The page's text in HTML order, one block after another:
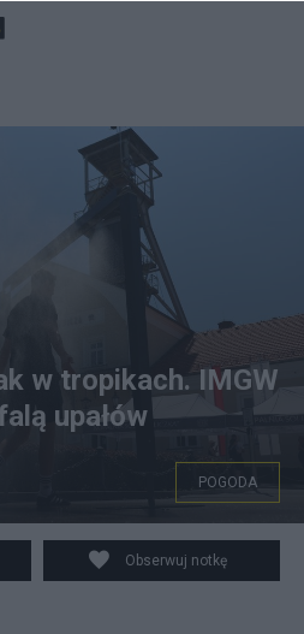
w tropikach. IMGW
upałów
POGODA
Obserwuj notkę